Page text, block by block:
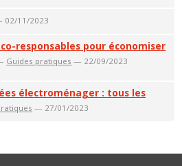
02/11/2023
responsables pour économiser
Guides pratiques — 22/09/2023
électroménager : tous les
— 27/01/2023